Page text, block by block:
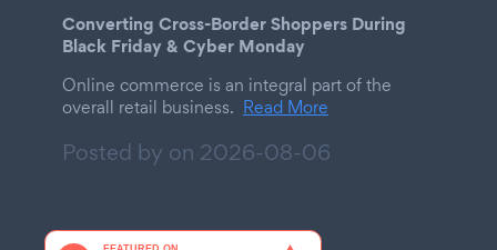
Converting Cross-Border Shoppers During
Black Friday & Cyber Monday
Online commerce is an integral part of the
overall retail business. Read More
Posted by on 2026-08-06